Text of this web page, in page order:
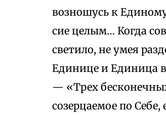
возношусь к
сие целым… Когда
светило, не умея
Единице и Единица
— «Трех
созерцаемое по Себе,